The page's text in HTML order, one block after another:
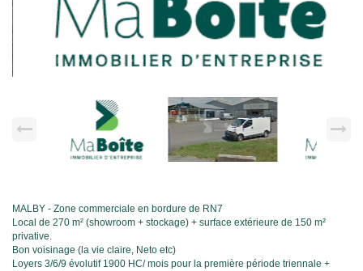
MALBY - Zone commerciale en bordure de RN7
Local de 270 m² (showroom + stockage) + surface extérieure de 150 m²
privative.
Bon voisinage (la vie claire, Neto etc)
Loyers 3/6/9 évolutif 1900 HC/ mois pour la première période triennale +